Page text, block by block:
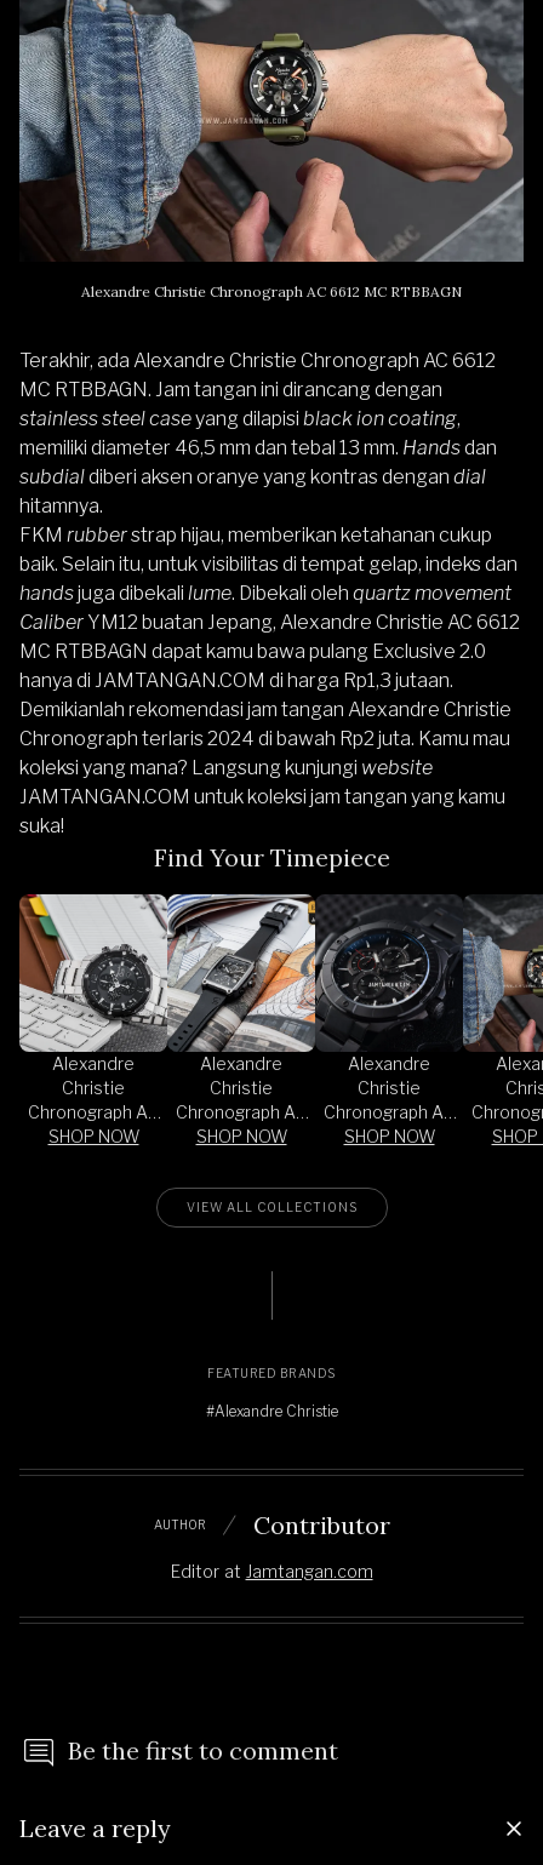
Alexandre Christie Chronograph AC 6612 MC RTBBAGN
Terakhir, ada Alexandre Christie Chronograph AC 6612
MC RTBBAGN. Jam tangan ini dirancang dengan
stainless steel caseyang dilapisi black ion coating,
memiliki diameter 46,5 mm dan tebal 13 mm. Handsdan
subdialdiberi aksen oranye yang kontras dengan dial
hitamnya.
FKM rubberstrap hijau, memberikan ketahanan cukup
baik. Selain itu, untuk visibilitas di tempat gelap, indeks dan
handsjuga dibekali lume. Dibekali oleh quartz movement
Caliber YM12 buatan Jepang, Alexandre Christie AC 6612
MC RTBBAGN dapat kamu bawa pulang Exclusive 2.0
hanya di JAMTANGAN.COM di harga Rp1,3 jutaan.
Demikianlah rekomendasi jam tangan Alexandre Christie
Chronograph terlaris 2024 di bawah Rp2 juta. Kamu mau
koleksi yang mana? Langsung kunjungi website
JAMTANGAN.COM untuk koleksi jam tangan yang kamu
suka!
Find Your Timepiece
Alexandre
Christie
Chronograph AC
6410 MC
SHOP NOW
Alexandre
Christie
Chronograph AC
6614 MC RIPBA
Jamtangan.com
SHOP NOW
Alexandre
Christie
Chronograph AC
6631 MC BIPBA
SHOP NOW SHOP
VIEW ALL COLLECTIONS
FEATURED BRANDS
#Alexandre Christie
AUTHOR Contributor
Editor at Jamtangan.com
Be the first to comment
Leave a reply